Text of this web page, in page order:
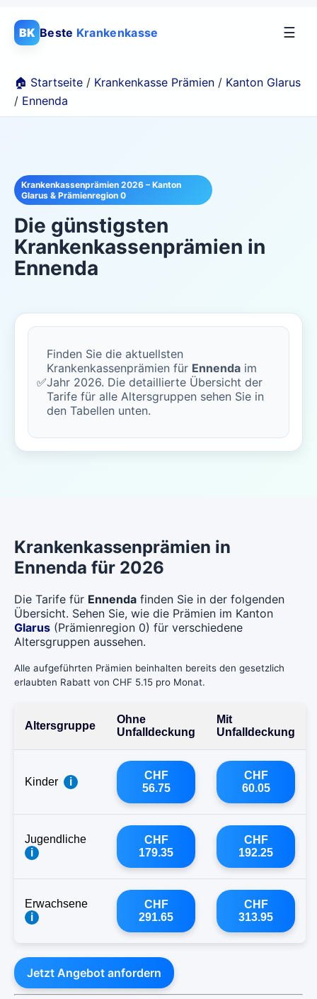
BK Beste Krankenkasse ☰
🏠 Startseite / Krankenkasse Prämien / Kanton Glarus
/ Ennenda
Krankenkassenprämien 2026 – Kanton
Glarus & Prämienregion 0
Die günstigsten
Krankenkassenprämien in
Ennenda
✅
Finden Sie die aktuellsten
Krankenkassenprämien für Ennenda im
Jahr 2026. Die detaillierte Übersicht der
Tarife für alle Altersgruppen sehen Sie in
den Tabellen unten.
Krankenkassenprämien in
Ennenda für 2026
Die Tarife für Ennenda finden Sie in der folgenden
Übersicht. Sehen Sie, wie die Prämien im Kanton
Glarus (Prämienregion 0) für verschiedene
Altersgruppen aussehen.
Alle aufgeführten Prämien beinhalten bereits den gesetzlich
erlaubten Rabatt von CHF 5.15 pro Monat.
Altersgruppe
Ohne
Unfalldeckung
Mit
Unfalldeckung
Kinder i
CHF
56.75
CHF
60.05
Jugendliche
i
CHF
179.35
CHF
192.25
Erwachsene
i
CHF
291.65
CHF
313.95
Jetzt Angebot anfordern